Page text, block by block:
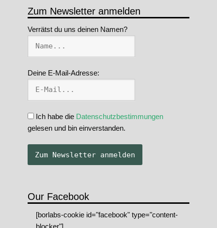
Zum Newsletter anmelden
Verrätst du uns deinen Namen?
Deine E-Mail-Adresse:
Ich habe die Datenschutzbestimmungen
gelesen und bin einverstanden.
Our Facebook
[borlabs-cookie id="facebook" type="content-
blocker"]